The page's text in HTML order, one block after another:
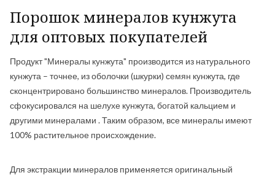
Порошок минералов кунжута
для оптовых покупателей
Продукт "Минералы кунжута" производится из натурального
кунжута – точнее, из оболочки (шкурки) семян кунжута, где
сконцентрировано большинство минералов. Производитель
сфокусировался на шелухе кунжута, богатой кальцием и
другими минералами . Таким образом, все минералы имеют
100% растительное происхождение.
Для экстракции минералов применяется оригинальный